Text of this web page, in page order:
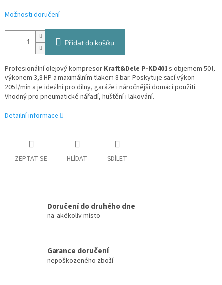
Možnosti doručení
Přidat do košíku
Profesionální olejový kompresor Kraft&Dele P-KD401s objemem 50 l,
výkonem 3,8 HP a maximálním tlakem 8 bar. Poskytuje sací výkon
205 l/min a je ideální pro dílny, garáže i náročnější domácí použití.
Vhodný pro pneumatické nářadí, huštění i lakování.
Detailní informace
ZEPTAT SE HLÍDAT SDÍLET
Doručení do druhého dne
na jakékoliv místo
Garance doručení
nepoškozeného zboží